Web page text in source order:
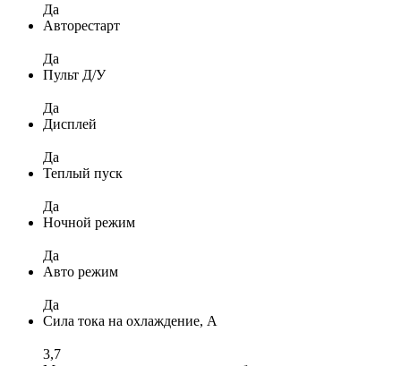
Да
Авторестарт
Да
Пульт Д/У
Да
Дисплей
Да
Теплый пуск
Да
Ночной режим
Да
Авто режим
Да
Сила тока на охлаждение, А
3,7